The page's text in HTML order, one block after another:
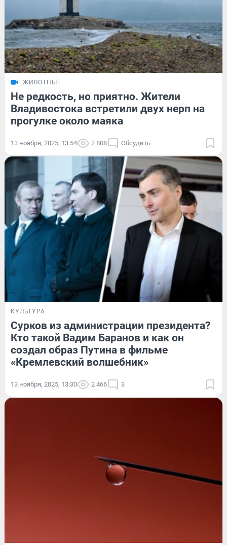
ЖИВОТНЫЕ
Не редкость, но приятно. Жители
Владивостока встретили двух нерп на
прогулке около маяка
13 ноября, 2025, 13:54 2 808 Обсудить
КУЛЬТУРА
Сурков из администрации президента?
Кто такой Вадим Баранов и как он
создал образ Путина в фильме
«Кремлевский волшебник»
13 ноября, 2025, 13:30 2 466 3